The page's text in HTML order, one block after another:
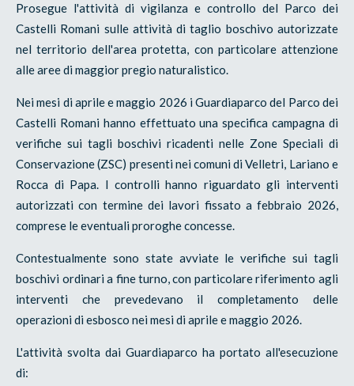
Prosegue l'attività di vigilanza e controllo del Parco dei
Castelli Romani sulle attività di taglio boschivo autorizzate
nel territorio dell'area protetta, con particolare attenzione
alle aree di maggior pregio naturalistico.
Nei mesi di aprile e maggio 2026 i Guardiaparco del Parco dei
Castelli Romani hanno effettuato una specifica campagna di
verifiche sui tagli boschivi ricadenti nelle Zone Speciali di
Conservazione (ZSC) presenti nei comuni di Velletri, Lariano e
Rocca di Papa. I controlli hanno riguardato gli interventi
autorizzati con termine dei lavori fissato a febbraio 2026,
comprese le eventuali proroghe concesse.
Contestualmente sono state avviate le verifiche sui tagli
boschivi ordinari a fine turno, con particolare riferimento agli
interventi che prevedevano il completamento delle
operazioni di esbosco nei mesi di aprile e maggio 2026.
L'attività svolta dai Guardiaparco ha portato all'esecuzione
di: